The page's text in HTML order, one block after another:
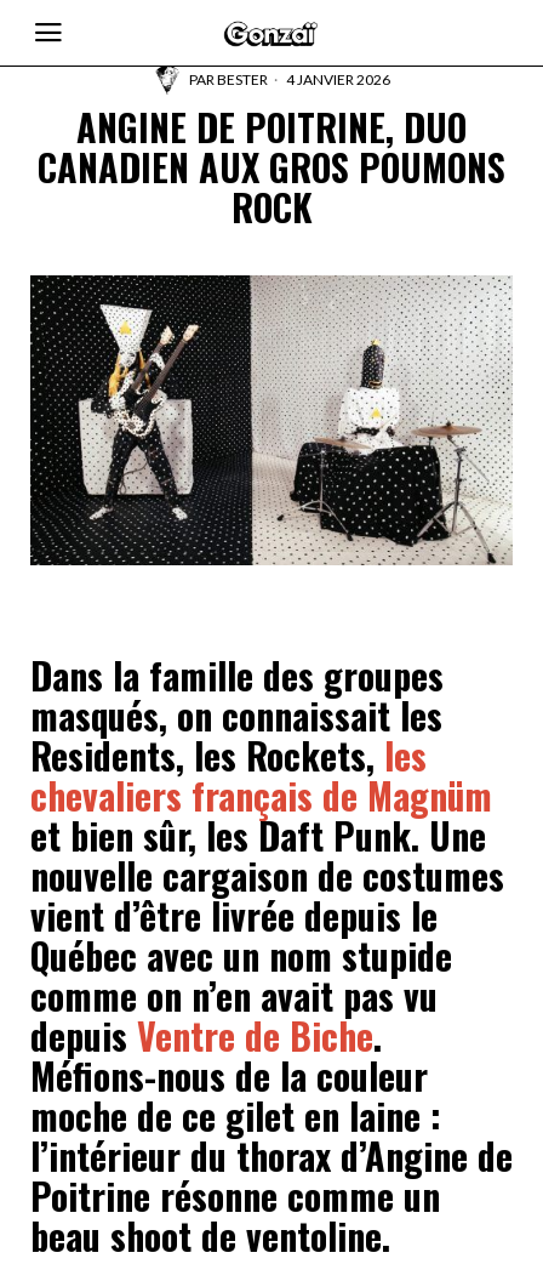
PARBESTER 4 JANVIER 2026
ANGINE DE POITRINE, DUO
CANADIEN AUX GROS POUMONS
ROCK
Dans la famille des groupes
masqués, on connaissait les
Residents, les Rockets, les
chevaliers français de Magnüm
et bien sûr, les Daft Punk. Une
nouvelle cargaison de costumes
vient d’être livrée depuis le
Québec avec un nom stupide
comme on n’en avait pas vu
depuis Ventre de Biche.
Méfions-nous de la couleur
moche de ce gilet en laine :
l’intérieur du thorax d’Angine de
Poitrine résonne comme un
beau shoot de ventoline.